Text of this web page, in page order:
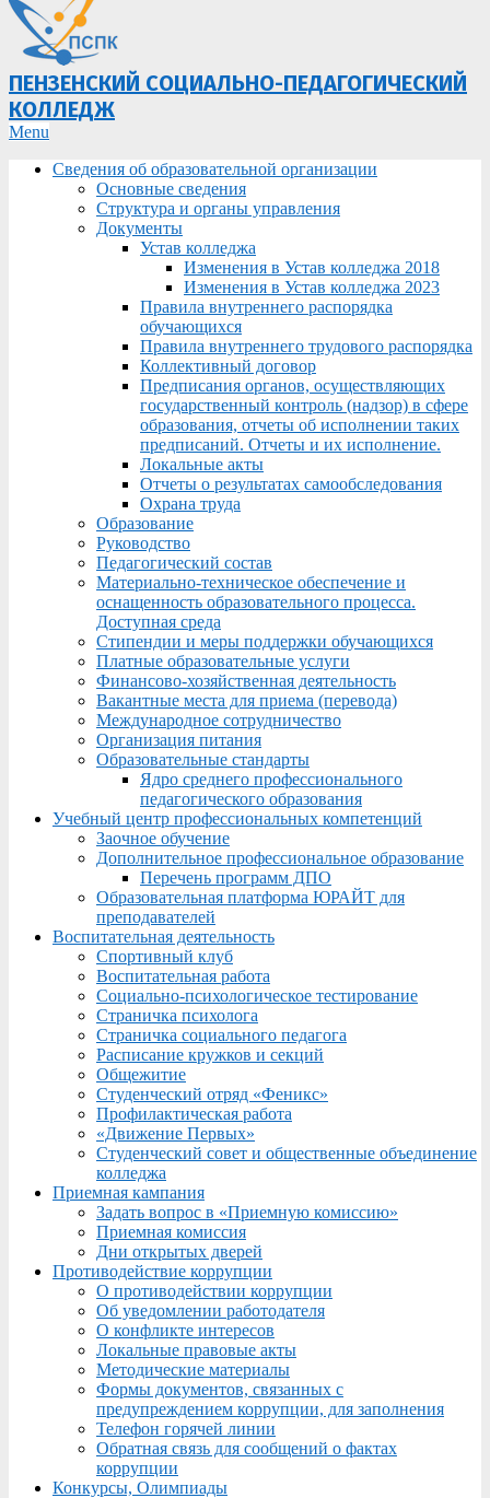
ПЕНЗЕНСКИЙ СОЦИАЛЬНО-ПЕДАГОГИЧЕСКИЙ
КОЛЛЕДЖ
Primary
Menu
Menu
Сведения об образовательной организации
Основные сведения
Структура и органы управления
Документы
Устав колледжа
Изменения в Устав колледжа 2018
Изменения в Устав колледжа 2023
Правила внутреннего распорядка
обучающихся
Правила внутреннего трудового распорядка
Коллективный договор
Предписания органов, осуществляющих
государственный контроль (надзор) в сфере
образования, отчеты об исполнении таких
предписаний. Отчеты и их исполнение.
Локальные акты
Отчеты о результатах самообследования
Охрана труда
Образование
Руководство
Педагогический состав
Материально-техническое обеспечение и
оснащенность образовательного процесса.
Доступная среда
Стипендии и меры поддержки обучающихся
Платные образовательные услуги
Финансово-хозяйственная деятельность
Вакантные места для приема (перевода)
Международное сотрудничество
Организация питания
Образовательные стандарты
Ядро среднего профессионального
педагогического образования
Учебный центр профессиональных компетенций
Заочное обучение
Дополнительное профессиональное образование
Перечень программ ДПО
Образовательная платформа ЮРАЙТ для
преподавателей
Воспитательная деятельность
Спортивный клуб
Воспитательная работа
Социально-психологическое тестирование
Страничка психолога
Страничка социального педагога
Расписание кружков и секций
Общежитие
Студенческий отряд «Феникс»
Профилактическая работа
«Движение Первых»
Студенческий совет и общественные объединение
колледжа
Приемная кампания
Задать вопрос в «Приемную комиссию»
Приемная комиссия
Дни открытых дверей
Противодействие коррупции
О противодействии коррупции
Об уведомлении работодателя
О конфликте интересов
Локальные правовые акты
Методические материалы
Формы документов, связанных с
предупреждением коррупции, для заполнения
Телефон горячей линии
Обратная связь для сообщений о фактах
коррупции
Конкурсы, Олимпиады